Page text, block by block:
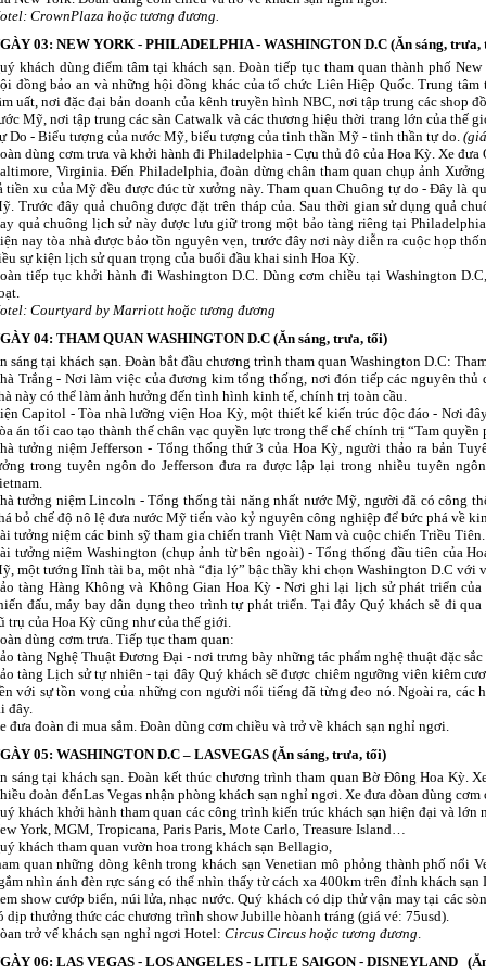
CrownPlaza hoặc tương đương.
03: NEW YORK - PHILADELPHIA - WASHINGTON D.C (Ăn sáng, trưa,
khách dùng điểm tâm tại khách sạn. Đoàn tiếp tục tham quan thành phố
đồng bảo an và những hội đồng khác của tổ chức Liên Hiệp Quốc. Trung
uất, nơi đặc đại bản doanh của kênh truyền hình NBC, nơi tập trung các shop
Mỹ, nơi tập trung các sàn Catwalk và các thương hiệu thời trang lớn của thế
Do - Biểu tượng của nước Mỹ, biểu tượng của tinh thần Mỹ - tinh thần tự do.
dùng cơm trưa và khởi hành đi Philadelphia - Cựu thủ đô của Hoa Kỳ. Xe đưa
Virginia. Đến Philadelphia, đoàn dừng chân tham quan chụp ảnh
tiền xu của Mỹ đều được đúc từ xưởng này. Tham quan Chuông tự do - Đây là
Trước đây quả chuông được đặt trên tháp của. Sau thời gian sử dụng quả
quả chuông lịch sử này được lưu giữ trong một bảo tàng riêng tại
nay tòa nhà được bảo tồn nguyên vẹn, trước đây nơi này diễn ra cuộc họp
sự kiện lịch sử quan trọng của buổi đầu khai sinh Hoa Kỳ.
tiếp tục khởi hành đi Washington D.C. Dùng cơm chiều tại Washington
Courtyard by Marriott hoặc tương đương
04: THAM QUAN WASHINGTON D.C (Ăn sáng, trưa, tối)
sáng tại khách sạn. Đoàn bắt đầu chương trình tham quan Washington D.C:
Trắng - Nơi làm việc của đương kim tổng thống, nơi đón tiếp các nguyên
này có thể làm ảnh hưởng đến tình hình kinh tế, chính trị toàn cầu.
Capitol - Tòa nhà lưỡng viện Hoa Kỳ, một thiết kế kiến trúc độc đáo - Nơi
án tối cao tạo thành thế chân vạc quyền lực trong thể chế chính trị “Tam
tưởng niệm Jefferson - Tổng thống thứ 3 của Hoa Kỳ, người thảo ra bản
trong tuyên ngôn do Jefferson đưa ra được lập lại trong nhiều tuyên
tưởng niệm Lincoln - Tổng thống tài năng nhất nước Mỹ, người đã có công
bỏ chế độ nô lệ đưa nước Mỹ tiến vào kỷ nguyên công nghiệp để bức phá về
tưởng niệm các binh sỹ tham gia chiến tranh Việt Nam và cuộc chiến Triều Tiên.
tưởng niệm Washington (chụp ảnh từ bên ngoài) - Tổng thống đầu tiên của
một tướng lĩnh tài ba, một nhà “địa lý” bậc thầy khi chọn Washington D.C với
tàng Hàng Không và Không Gian Hoa Kỳ - Nơi ghi lại lịch sử phát triển của
đấu, máy bay dân dụng theo trình tự phát triển. Tại đây Quý khách sẽ đi
trụ của Hoa Kỳ cũng như của thế giới.
dùng cơm trưa. Tiếp tục tham quan:
tàng Nghệ Thuật Đương Đại - nơi trưng bày những tác phẩm nghệ thuật đặc
tàng Lịch sử tự nhiên - tại đây Quý khách sẽ được chiêm ngưỡng viên kiêm
với sự tồn vong của những con người nổi tiếng đã từng đeo nó. Ngoài ra, các
đây.
đưa đoàn đi mua sắm. Đoàn dùng cơm chiều và trở về khách sạn nghỉ ngơi.
05: WASHINGTON D.C – LASVEGAS (Ăn sáng, trưa, tối)
sáng tại khách sạn. Đoàn kết thúc chương trình tham quan Bờ Đông Hoa Kỳ.
đoàn đếnLas Vegas nhận phòng khách sạn nghỉ ngơi. Xe đưa đòan dùng cơm
khách khởi hành tham quan các công trình kiến trúc khách sạn hiện đại và lớn
York, MGM, Tropicana, Paris Paris, Mote Carlo, Treasure Island…
khách tham quan vườn hoa trong khách sạn Bellagio,
quan những dòng kênh trong khách sạn Venetian mô phỏng thành phố nổi
nhìn ánh đèn rực sáng có thể nhìn thấy từ cách xa 400km trên đỉnh khách sạn
show cướp biển, núi lửa, nhạc nước. Quý khách có dịp thử vận may tại các
dịp thưởng thức các chương trình show Jubille hòanh tráng (giá vé: 75usd).
trở vế khách sạn nghỉ ngơi Hotel: Circus Circus hoặc tương đương.
06: LAS VEGAS - LOS ANGELES - LITLE SAIGON - DISNEYLAND